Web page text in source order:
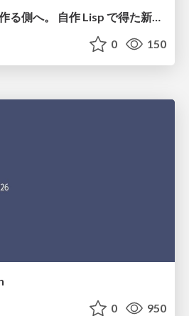
言語を使う側から、作る側へ。 自作 Lisp で得た新たな気づき。
0 150
0 950